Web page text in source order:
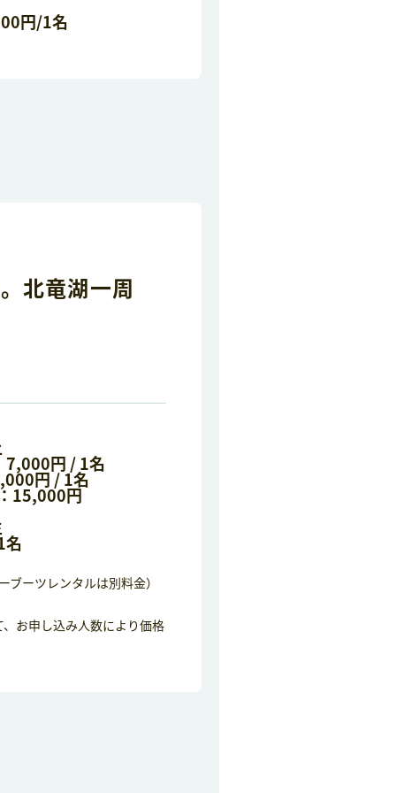
円/1名
北竜湖一周
円 / 1名
円 / 1名
15,000円
ーツレンタルは別料金）
お申し込み人数により価格